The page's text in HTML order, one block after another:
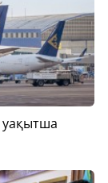
уақытша